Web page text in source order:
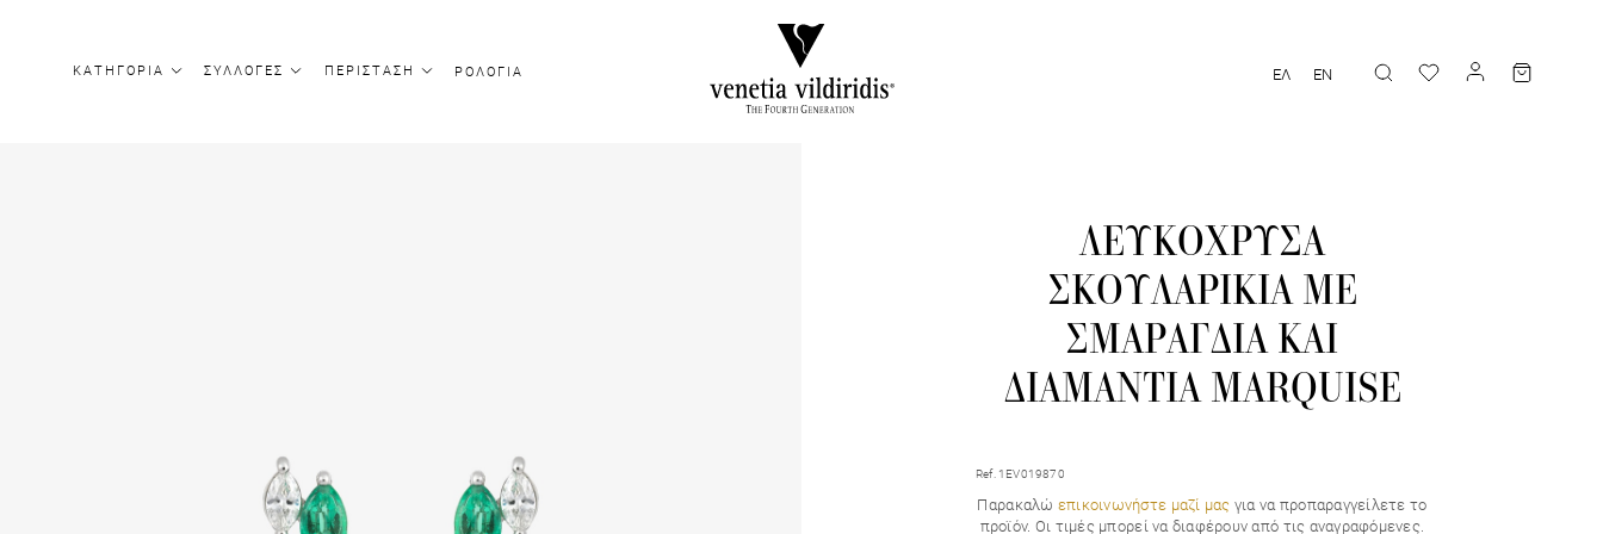
ΚΑΤΗΓΟΡΙΑ ΣΥΛΛΟΓΕΣ ΠΕΡΙΣΤΑΣΗ ΡΟΛΟΓΙΑ ΕΛ EN
ΛΕΥΚΟΧΡΥΣΑ
ΣΚΟΥΛΑΡΙΚΙΑ ΜΕ
ΣΜΑΡΑΓΔΙΑ ΚΑΙ
ΔΙΑΜΑΝΤΙΑ MARQUISE
Ref. 1EV019870
Παρακαλώ επικοινωνήστε μαζί μας για να προπαραγγείλετε το
προϊόν. Οι τιμές μπορεί να διαφέρουν από τις αναγραφόμενες.